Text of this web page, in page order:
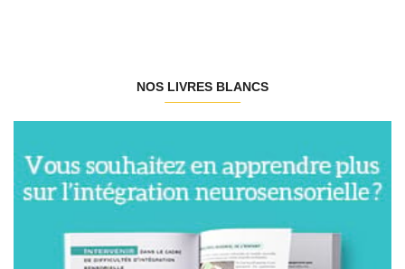
NOS LIVRES BLANCS